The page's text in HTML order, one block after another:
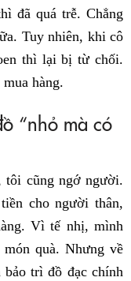
đã quá trễ. Chẳng
Tuy nhiên, khi cô
thì lại bị từ chối.
hàng.
“nhỏ mà có
tôi cũng ngớ người.
cho người thân,
Vì tế nhị, mình
quà. Nhưng về
trì đồ đạc chính